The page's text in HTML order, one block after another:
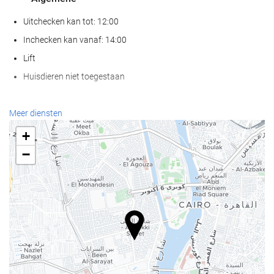
Uitchecken kan tot: 12:00
Inchecken kan vanaf: 14:00
Lift
Huisdieren niet toegestaan
Wellness
Spa
Hamam
Sauna
Gymzaal
Receptiediensten
24-uursreceptie
Bagageopslag
Meer diensten
+
−